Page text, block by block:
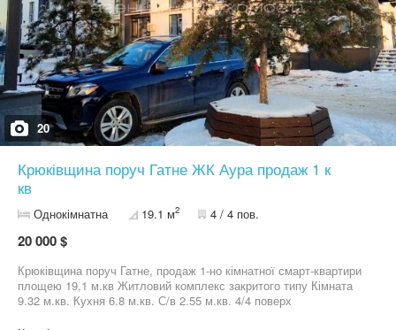
20
Крюківщина поруч Гатне ЖК Аура продаж 1 к
кв
Однокімнатна 19.1 м2 4 / 4 пов.
20 000 $
Крюківщина поруч Гатне, продаж 1-но кімнатної смарт-квартири
площею 19,1 м.кв Житловий комплекс закритого типу Кімната
9.32 м.кв. Кухня 6.8 м.кв. С/в 2.55 м.кв. 4/4 поверх